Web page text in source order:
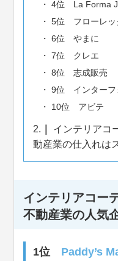
4位 La Forma
5位 フローレッ
6位 やまに
7位 クレエ
8位 志成販売
9位 インターフ
10位 アビテ
2.
インテリアコ
動産業の仕入れは
インテリアコー
不動産業の人気
1位 Paddy’s